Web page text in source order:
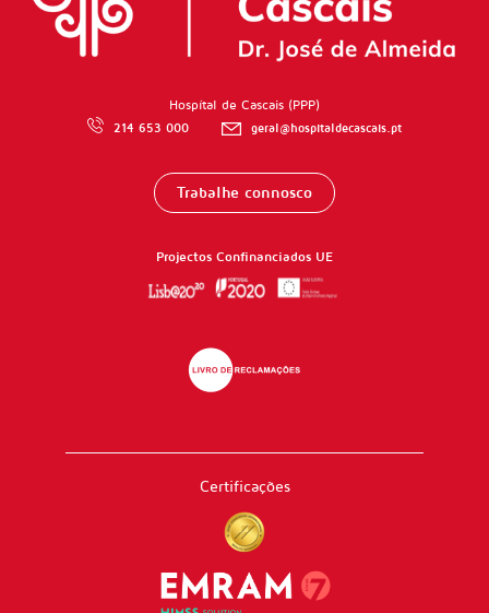
Hospítal de Cascais (PPP)
214 653 000
geral@hospitaldecascais.pt
Trabalhe connosco
Projectos Confinanciados UE
Certificações